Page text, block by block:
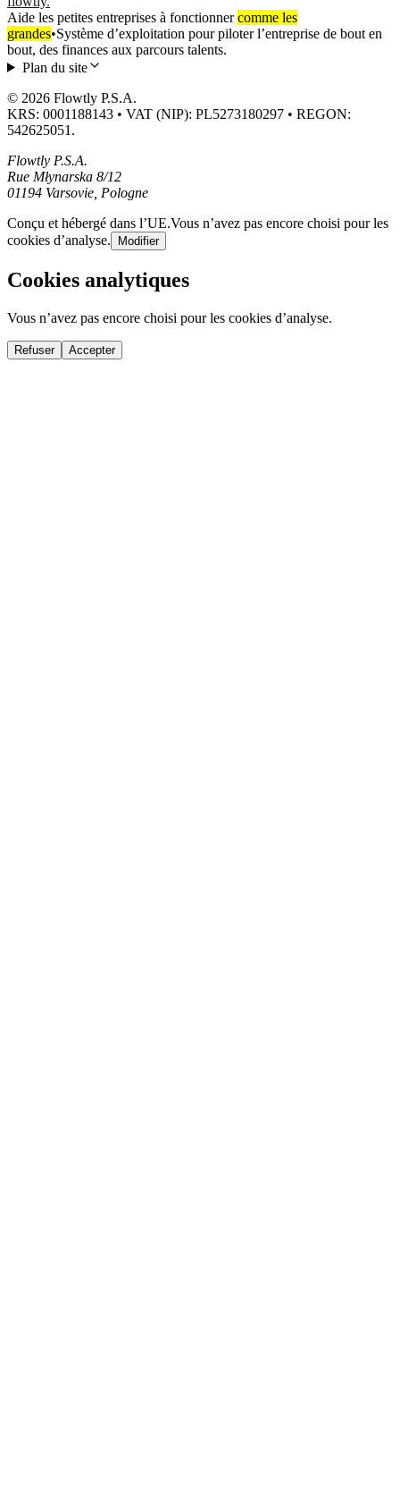
Aide les petites entreprises à fonctionnercomme les
grandes•Système d’exploitation pour piloter l’entreprise de bout en
bout, des finances aux parcours talents.
Plan du site
© 2026 Flowtly P.S.A.
KRS: 0001188143 • VAT (NIP): PL5273180297 • REGON:
542625051.
Flowtly P.S.A.
Rue Młynarska 8/12
01194 Varsovie, Pologne
Conçu et hébergé dans l’UE.Vous n’avez pas encore choisi pour les
cookies d’analyse.
Modifier
Cookies analytiques
Vous n’avez pas encore choisi pour les cookies d’analyse.
Refuser Accepter